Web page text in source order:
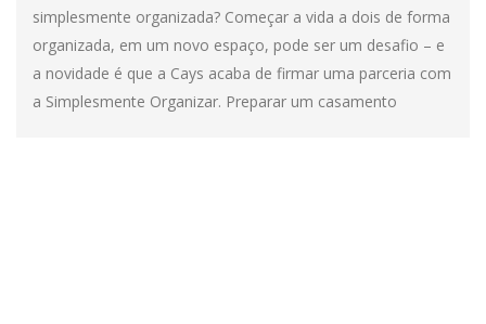
simplesmente organizada? Começar a vida a dois de forma
organizada, em um novo espaço, pode ser um desafio – e
a novidade é que a Cays acaba de firmar uma parceria com
a Simplesmente Organizar. Preparar um casamento